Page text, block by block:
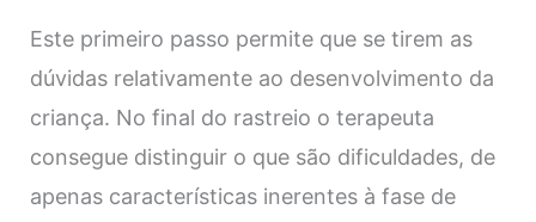
Este primeiro passo permite que se tirem as
dúvidas relativamente ao desenvolvimento da
criança. No final do rastreio o terapeuta
consegue distinguir o que são dificuldades, de
apenas características inerentes à fase de